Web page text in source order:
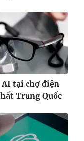
AI tại chợ điện
Trung Quốc